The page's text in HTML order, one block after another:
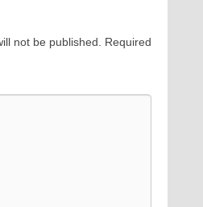
not be published.
Required